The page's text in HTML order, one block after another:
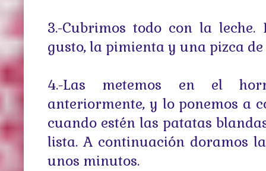
3.-Cubrimos todo con la
gusto, la pimienta y una pizca de
4.-Las metemos en el
anteriormente, y lo ponemos a
cuando estén las patatas
lista. A continuación doramos
unos minutos.